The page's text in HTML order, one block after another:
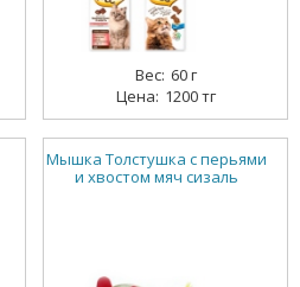
60 г
1200 тг
Мышка Толстушка с перьями
и хвостом мяч сизаль